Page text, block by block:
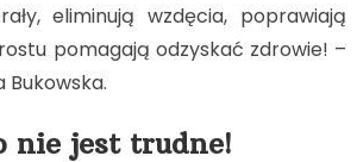
eliminują wzdęcia, poprawiają
pomagają odzyskać zdrowie! –
Bukowska.
nie jest trudne!